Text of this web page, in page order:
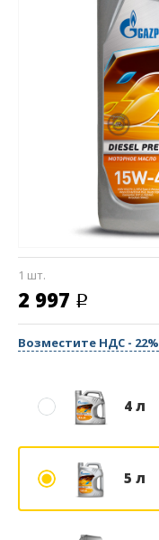
1 шт.
2 997
Возместите НДС - 22%
4 л
5 л